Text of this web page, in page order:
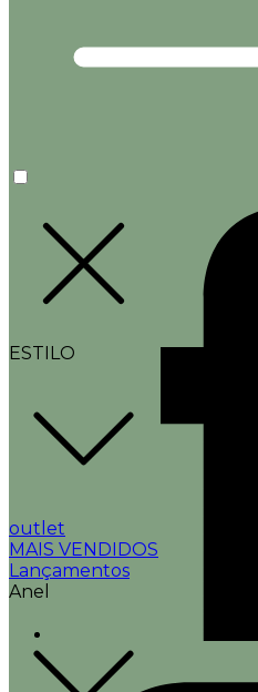
ESTILO
outlet
MAIS VENDIDOS
Lançamentos
Anel